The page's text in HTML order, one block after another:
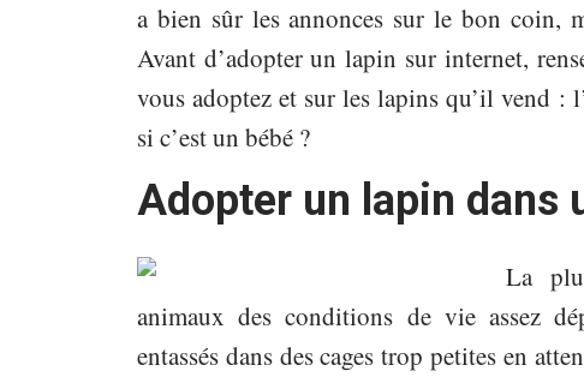
a bien sûr les annonces sur le bon coin,
Avant d’adopter un lapin sur internet,
vous adoptez et sur les lapins qu’il vend :
si c’est un bébé ?
Adopter un lapin dans
La
animaux des conditions de vie assez
entassés dans des cages trop petites en